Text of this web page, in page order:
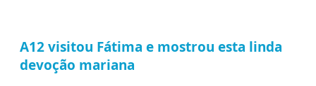
A12 visitou Fátima e mostrou esta linda
devoção mariana